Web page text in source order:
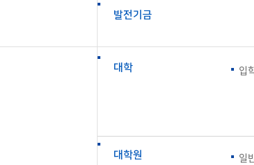
학생설계전공 사례
전과/복수(부
ROTC제도란?
제도의 특징
교내교육 및 입영훈련
지휘관 소개
업무담당
체육활동
학군단 건물
발전기금
대학 입
대학원 일